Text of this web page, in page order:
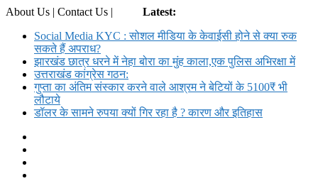
About Us | Contact Us |
Latest:
Social Media KYC : सोशल मीडिया के केवाईसी होने से क्या रुक
सकते हैं अपराध?
झारखंड छात्र धरने में नेहा बोरा का मुंह काला,एक पुलिस अभिरक्षा में
उत्तराखंड कांग्रेस गठन:
गुप्ता का अंतिम संस्कार करने वाले आश्रम ने बेटियों के 5100₹ भी
लौटाये
डॉलर के सामने रुपया क्यों गिर रहा है ? कारण और इतिहास